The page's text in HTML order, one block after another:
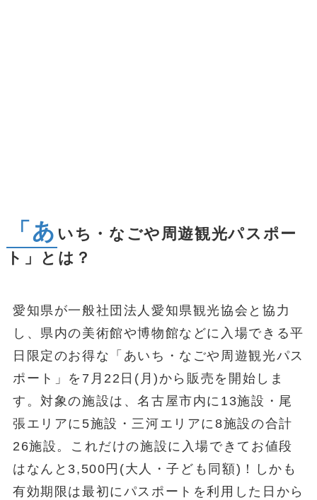
「あ いち・なごや周遊観光パスポー
ト」とは？
愛知県が一般社団法人愛知県観光協会と協力
し、県内の美術館や博物館などに入場できる平
日限定のお得な「あいち・なごや周遊観光パス
ポート」を7月22日(月)から販売を開始しま
す。対象の施設は、名古屋市内に13施設・尾
張エリアに5施設・三河エリアに8施設の合計
26施設。これだけの施設に入場できてお値段
はなんと3,500円(大人・子ども同額)！しかも
有効期限は最初にパスポートを利用した日から